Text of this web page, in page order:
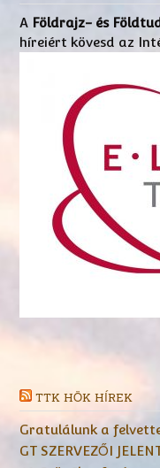
A Földrajz- és
híreiért kövesd az
TTK HÖK HÍREK
Gratulálunk a
GT SZERVEZŐI